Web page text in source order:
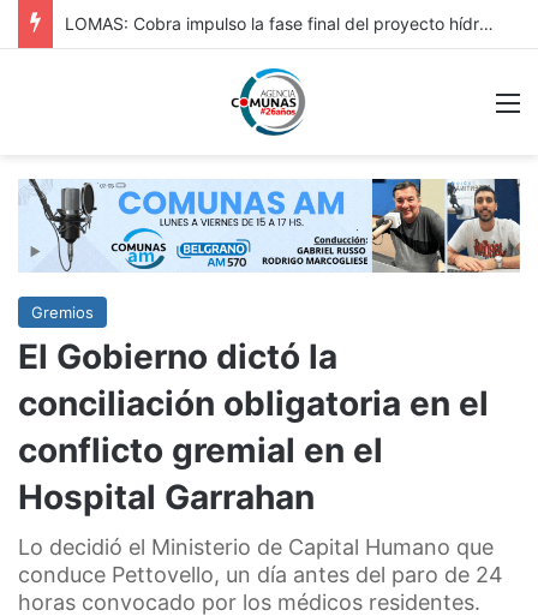
HURLINGAM: IMPORTANTE: REPAVIMENTACIÓN DE VERGARA Y OBRA HIDRÁULICA EN ORIGONE
Gremios
El Gobierno dictó la
conciliación obligatoria en el
conflicto gremial en el
Hospital Garrahan
Lo decidió el Ministerio de Capital Humano que
conduce Pettovello, un día antes del paro de 24
horas convocado por los médicos residentes.